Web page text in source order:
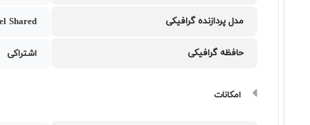
مدل پردازنده گرافیکی Shared
حافظه گرافیکی اشتراکی
امکانات